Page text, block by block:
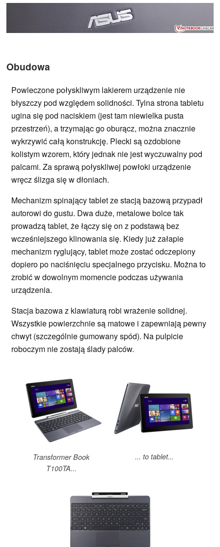
Obudowa
Powleczone połyskliwym lakierem urządzenie nie
błyszczy pod względem solidności. Tylna strona tabletu
ugina się pod naciskiem (jest tam niewielka pusta
przestrzeń), a trzymając go oburącz, można znacznie
wykrzywić całą konstrukcję. Plecki są ozdobione
kolistym wzorem, który jednak nie jest wyczuwalny pod
palcami. Za sprawą połyskliwej powłoki urządzenie
wręcz ślizga się w dłoniach.
Mechanizm spinający tablet ze stacją bazową przypadł
autorowi do gustu. Dwa duże, metalowe bolce tak
prowadzą tablet, że łączy się on z podstawą bez
wcześniejszego klinowania się. Kiedy już załapie
mechanizm ryglujący, tablet może zostać odczepiony
dopiero po naciśnięciu specjalnego przycisku. Można to
zrobić w dowolnym momencie podczas używania
urządzenia.
Stacja bazowa z klawiaturą robi wrażenie solidnej.
Wszystkie powierzchnie są matowe i zapewniają pewny
chwyt (szczególnie gumowany spód). Na pulpicie
roboczym nie zostają ślady palców.
Transformer Book
T100TA...
... to tablet...